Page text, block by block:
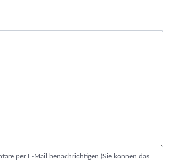
per E-Mail benachrichtigen (Sie können das